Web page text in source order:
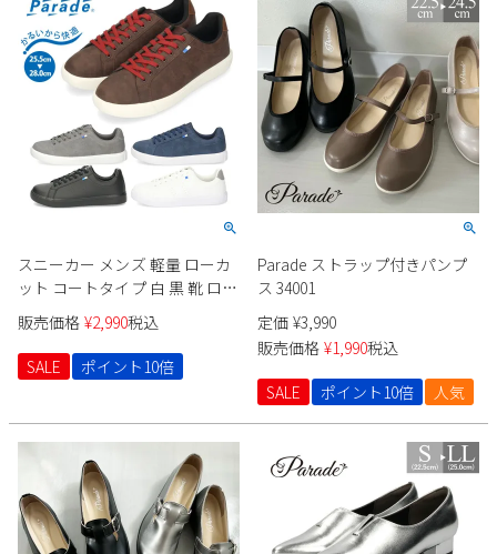
スニーカー メンズ 軽量 ローカ
ット コートタイプ 白 黒 靴 ロー
カット スエード 合皮 Parade
981703
販売価格 ¥2,990税込
SALE
ポイント10倍
Parade ストラップ付きパンプ
ス 34001
定価 ¥3,990
販売価格 ¥1,990税込
SALE
ポイント10倍 人気